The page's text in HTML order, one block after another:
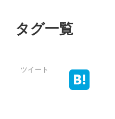
タグ一覧
ツイート